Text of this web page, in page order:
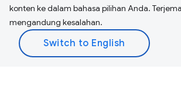
konten ke dalam bahasa pilihan Anda.
mengandung kesalahan.